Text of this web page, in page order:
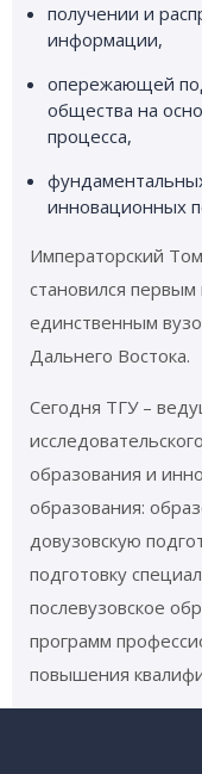
получении и
информации,
опережающей
общества на
процесса,
инновационных
Императорский
становился
единственным
Дальнего Востока.
Сегодня ТГУ –
образования и
образования:
довузовскую
подготовку
послевузовское
программ
повышения